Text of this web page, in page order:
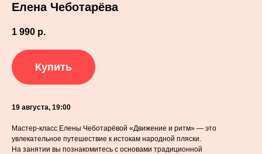
Елена Чеботарёва
1 990 р.
Купить
19 августа, 19:00
Мастер-класс Елены Чеботарёвой «Движение и ритм» — это
увлекательное путешествие к истокам народной пляски.
На занятии вы познакомитесь с основами традиционной